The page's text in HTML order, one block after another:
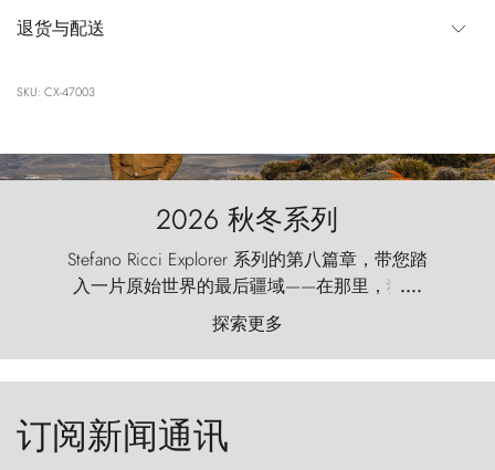
退货与配送
SKU: CX-47003
2026 秋冬系列
Stefano Ricci Explorer 系列的第八篇章，带您踏
入一片原始世界的最后疆域——在那里，狂风
以远古的怒号雕琢着自然，而百内塔（Torres
del Paine）则宛如石砌的哨兵，傲然向苍穹发
起挑战。
....
探索更多
订阅新闻通讯